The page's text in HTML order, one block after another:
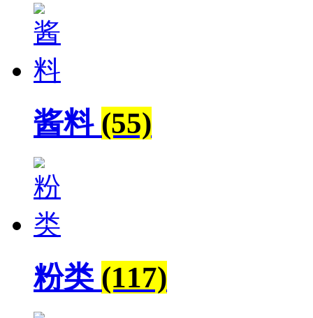
酱料 (55)
粉类 (117)